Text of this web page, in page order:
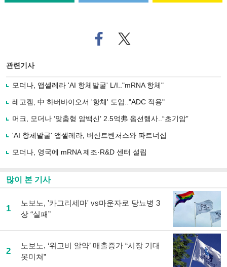
페
이
로
기
사
유
기
트위
터로
관련기사
모더나, 앱셀레라 'AI 항체발굴' L/I.."mRNA 항체"
레고켐, 中 하버바이오서 '항체' 도입.."ADC 적용"
머크, 모더나 ‘맞춤형 암백신’ 2.5억弗 옵션행사..“초기암”
'AI 항체발굴' 앱셀레라, 버산트벤처스와 파트너십
모더나, 영국에 mRNA 제조·R&D 센터 설립
많이 본 기사
1
노보노, '카그리세마' vs마운자로 당뇨병 3
상 “실패”
2
노보노, ‘위고비 알약’ 매출증가 “시장 기대
못미쳐”